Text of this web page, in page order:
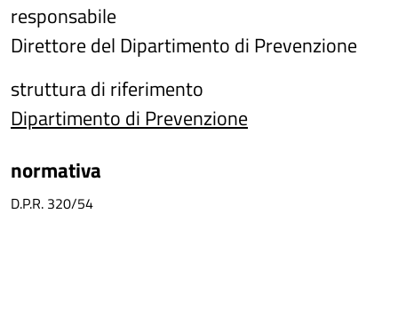
responsabile
Direttore del Dipartimento di Prevenzione
struttura di riferimento
Dipartimento di Prevenzione
normativa
D.P.R. 320/54